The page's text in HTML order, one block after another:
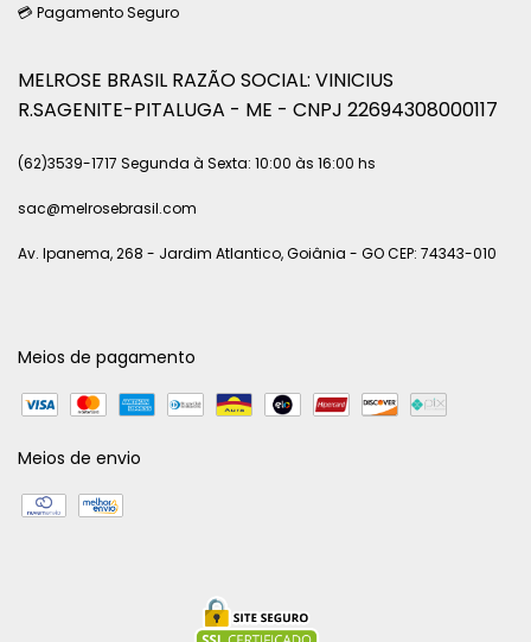
💳 Pagamento Seguro
MELROSE BRASIL RAZÃO SOCIAL: VINICIUS
R.SAGENITE-PITALUGA - ME - CNPJ 22694308000117
(62)3539-1717 Segunda à Sexta: 10:00 às 16:00 hs
sac@melrosebrasil.com
Av. Ipanema, 268 - Jardim Atlantico, Goiânia - GO CEP: 74343-010
Meios de pagamento
Meios de envio